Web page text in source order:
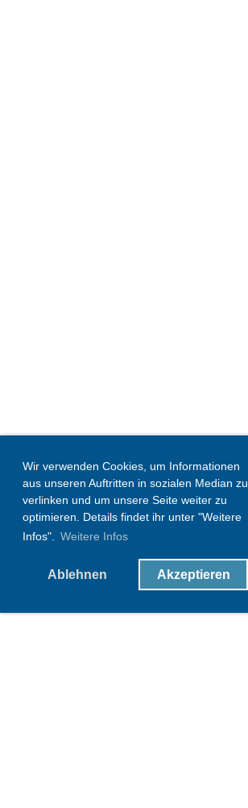
Wir verwenden Cookies, um Informationen
aus unseren Auftritten in sozialen Median zu
verlinken und um unsere Seite weiter zu
optimieren. Details findet ihr unter "Weitere
Infos". Weitere Infos
Ablehnen Akzeptieren